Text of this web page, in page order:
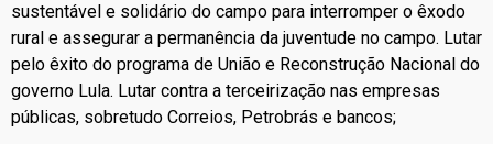
sustentável e solidário do campo para interromper o êxodo
rural e assegurar a permanência da juventude no campo. Lutar
pelo êxito do programa de União e Reconstrução Nacional do
governo Lula. Lutar contra a terceirização nas empresas
públicas, sobretudo Correios, Petrobrás e bancos;